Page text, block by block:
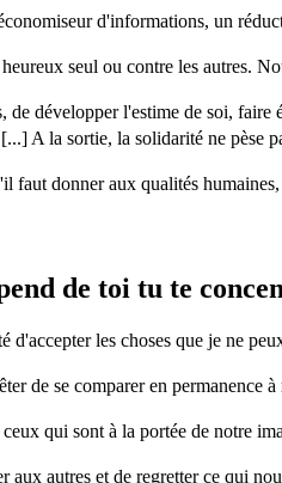
d'informations, un
seul ou contre les autres.
développer l'estime de soi, faire
A la sortie, la solidarité ne pèse
faut donner aux qualités
de toi tu te
d'accepter les choses que je ne
de se comparer en
qui sont à la portée de notre
aux autres et de regretter ce qui